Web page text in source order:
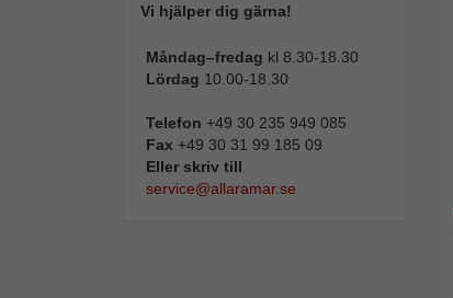
Vi hjälper dig gärna!
Måndag–fredag kl 8.30-18.30
Lördag 10.00-18.30
Telefon +49 30 235 949 085
Fax +49 30 31 99 185 09
Eller skriv till
service@allaramar.se